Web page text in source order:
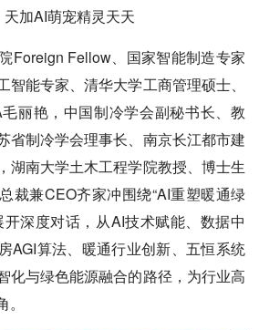
天加AI萌宠精灵天天
Foreign Fellow、国家智能制造专家
能专家、清华大学工商管理硕士、
丽艳，中国制冷学会副秘书长、教
省制冷学会理事长、南京长江都市建
湖南大学土木工程学院教授、博士生
裁兼CEO齐家冲围绕“AI重塑暖通绿
深度对话，从AI技术赋能、数据中
AGI算法、暖通行业创新、五恒系统
化与绿色能源融合的路径，为行业高